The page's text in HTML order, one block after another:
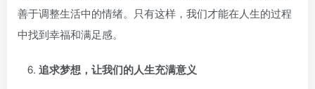
善于调整生活中的情绪。只有这样，我们才能在人生的过程
中找到幸福和满足感。
追求梦想，让我们的人生充满意义